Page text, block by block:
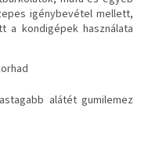
igénybevétel mellett,
a kondigépek használata
alátét gumilemez